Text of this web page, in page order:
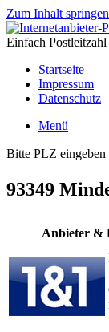
Zum Inhalt springen
Einfach
Startseite
Impressum
Datenschutz
Menü
Bitte PLZ eingeben
93349
Anbieter &